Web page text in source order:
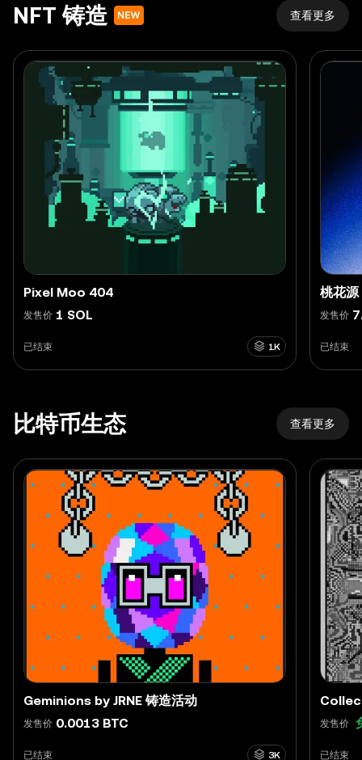
NFT 铸造 查看更多
Pixel Moo 404
发售价 1 SOL
已结束 1K
桃花源
发售价
已结束
比特币生态 查看更多
Geminions by JRNE 铸造活动
发售价 0.0013 BTC
已结束 3K
发售价
已结束